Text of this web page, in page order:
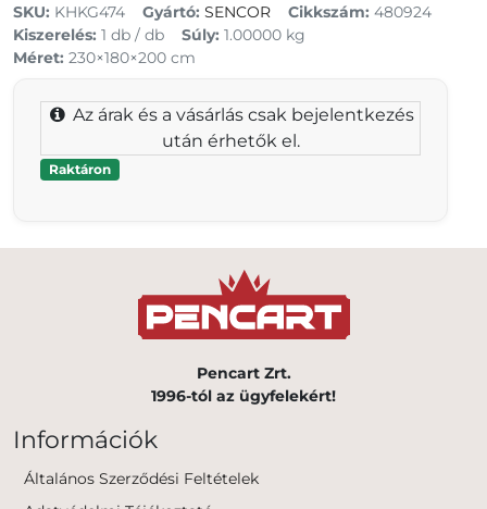
SKU: KHKG474 Gyártó: SENCOR Cikkszám: 480924
Kiszerelés: 1 db / db Súly: 1.00000 kg
Méret: 230×180×200 cm
Az árak és a vásárlás csak bejelentkezés
után érhetők el.
Raktáron
Pencart Zrt.
1996-tól az ügyfelekért!
Információk
Általános Szerződési Feltételek